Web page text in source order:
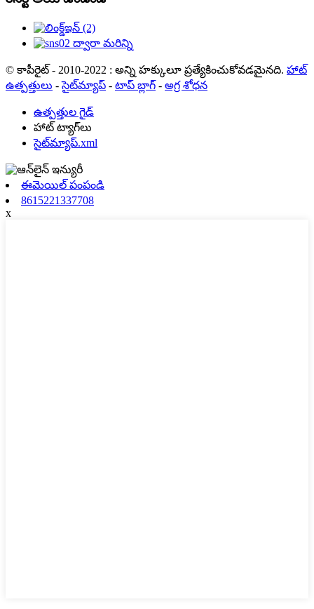
© కాపీరైట్ - 2010-2022 : అన్ని హక్కులూ ప్రత్యేకించుకోవడమైనది. హాట్
ఉత్పత్తులు -సైట్‌మ్యాప్ - టాప్ బ్లాగ్ - అగ్ర శోధన
ఉత్పత్తుల గైడ్
హాట్ ట్యాగ్‌లు
సైట్‌మ్యాప్.xml
ఈమెయిల్ పంపండి
8615221337708
x